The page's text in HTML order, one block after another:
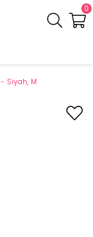
0
Siyah, M